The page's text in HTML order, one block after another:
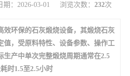
期：2026-03-01 浏览次数： 232次
效环保的石灰煅烧设备，其煅烧石灰
值，受原料特性、设备参数、操作工
生产中单次完整煅烧周期通常在2.5
时1.5至2.5小时